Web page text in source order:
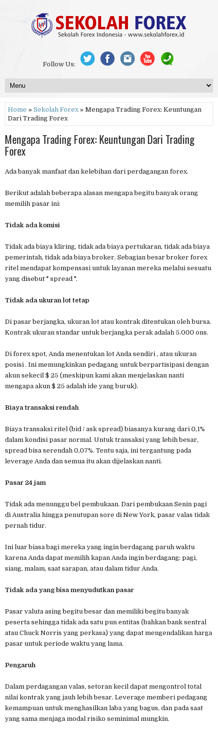
Follow Us:
Home » Sekolah Forex» Mengapa Trading Forex: Keuntungan
Dari Trading Forex
Mengapa Trading Forex: Keuntungan Dari Trading
Forex
Ada banyak manfaat dan kelebihan dari perdagangan forex.
Berikut adalah beberapa alasan mengapa begitu banyak orang
memilih pasar ini:
Tidak ada komisi
Tidak ada biaya kliring, tidak ada biaya pertukaran, tidak ada biaya
pemerintah, tidak ada biaya broker. Sebagian besar broker forex
ritel mendapat kompensasi untuk layanan mereka melalui sesuatu
yang disebut " spread ".
Tidak ada ukuran lot tetap
Di pasar berjangka, ukuran lot atau kontrak ditentukan oleh bursa.
Kontrak ukuran standar untuk berjangka perak adalah 5.000 ons.
Di forex spot, Anda menentukan lot Anda sendiri , atau ukuran
posisi . Ini memungkinkan pedagang untuk berpartisipasi dengan
akun sekecil $ 25 (meskipun kami akan menjelaskan nanti
mengapa akun $ 25 adalah ide yang buruk).
Biaya transaksi rendah
Biaya transaksi ritel (bid / ask spread) biasanya kurang dari 0,1%
dalam kondisi pasar normal. Untuk transaksi yang lebih besar,
spread bisa serendah 0,07%. Tentu saja, ini tergantung pada
leverage Anda dan semua itu akan dijelaskan nanti.
Pasar 24 jam
Tidak ada menunggu bel pembukaan. Dari pembukaan Senin pagi
di Australia hingga penutupan sore di New York, pasar valas tidak
pernah tidur.
Ini luar biasa bagi mereka yang ingin berdagang paruh waktu
karena Anda dapat memilih kapan Anda ingin berdagang: pagi,
siang, malam, saat sarapan, atau dalam tidur Anda.
Tidak ada yang bisa menyudutkan pasar
Pasar valuta asing begitu besar dan memiliki begitu banyak
peserta sehingga tidak ada satu pun entitas (bahkan bank sentral
atau Chuck Norris yang perkasa) yang dapat mengendalikan harga
pasar untuk periode waktu yang lama.
Pengaruh
Dalam perdagangan valas, setoran kecil dapat mengontrol total
nilai kontrak yang jauh lebih besar. Leverage memberi pedagang
kemampuan untuk menghasilkan laba yang bagus, dan pada saat
yang sama menjaga modal risiko seminimal mungkin.